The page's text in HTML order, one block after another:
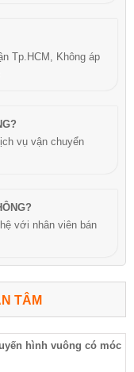
Tp.HCM, Không áp
vụ vận chuyển
với nhân viên bán
TÂM
hình vuông có móc